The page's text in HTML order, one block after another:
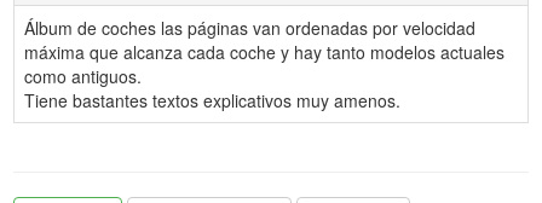
Álbum de coches las páginas van ordenadas por velocidad
máxima que alcanza cada coche y hay tanto modelos actuales
como antiguos.
Tiene bastantes textos explicativos muy amenos.